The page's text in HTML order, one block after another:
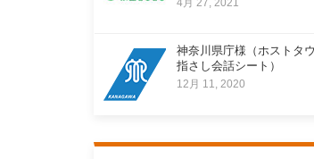
4月 27, 2021
神奈川県庁様（ホストタ
指さし会話シート）
12月 11, 2020